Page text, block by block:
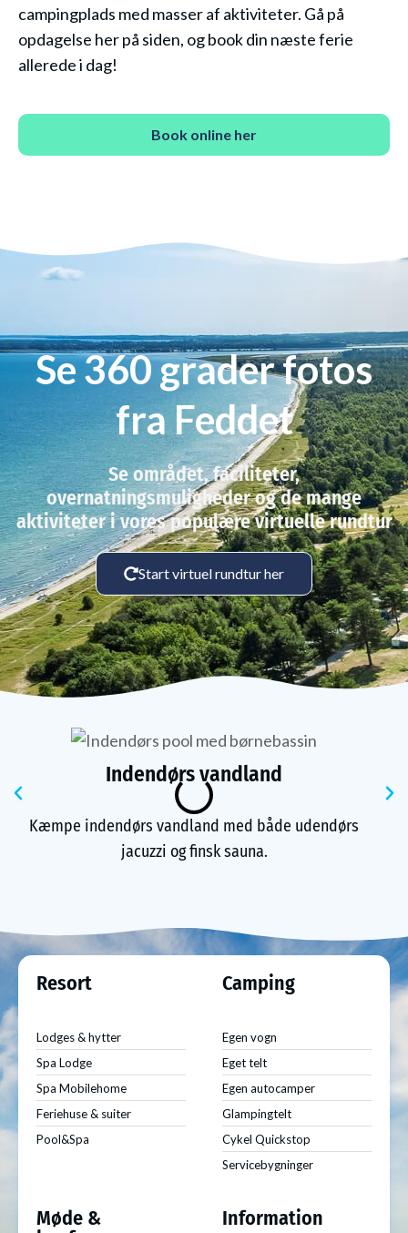
campingplads med masser af aktiviteter. Gå på
opdagelse her på siden, og book din næste ferie
allerede i dag!
Book online her
Se 360 grader fotos
fra Feddet
Se området, faciliteter,
overnatningsmuligheder og de mange
aktiviteter i vores populære virtuelle rundtur
Start virtuel rundtur her
Indendørs vandland
Kæmpe indendørs vandland med både udendørs
jacuzzi og finsk sauna.
Resort
Lodges & hytter
Spa Lodge
Spa Mobilehome
Feriehuse & suiter
Pool&Spa
Camping
Egen vogn
Eget telt
Egen autocamper
Glampingtelt
Cykel Quickstop
Servicebygninger
Møde &
Information